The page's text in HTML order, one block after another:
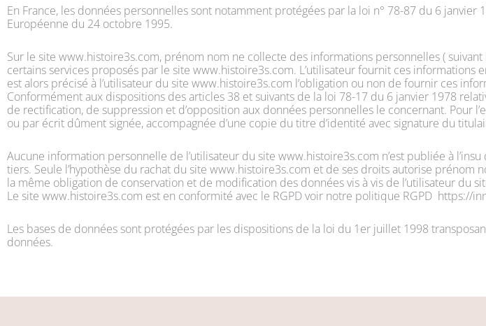
En France, les données personnelles sont notamment protégées par la loi n° 78-87 du 6
Européenne du 24 octobre 1995.
Sur le site www.histoire3s.com, prénom nom ne collecte des informations personnelles (
certains services proposés par le site www.histoire3s.com. L’utilisateur fournit ces
est alors précisé à l’utilisateur du site www.histoire3s.com l’obligation ou non de fournir ces
Conformément aux dispositions des articles 38 et suivants de la loi 78-17 du 6 janvier 1978
de rectification, de suppression et d’opposition aux données personnelles le concernant. Pour
ou par écrit dûment signée, accompagnée d’une copie du titre d’identité avec signature du
Aucune information personnelle de l’utilisateur du site www.histoire3s.com n’est publiée à
tiers. Seule l’hypothèse du rachat du site www.histoire3s.com et de ses droits autorise
la même obligation de conservation et de modification des données vis à vis de l’utilisateur du
Le site www.histoire3s.com est en conformité avec le RGPD voir notre politique RGPD https://
Les bases de données sont protégées par les dispositions de la loi du 1er juillet 1998
données.